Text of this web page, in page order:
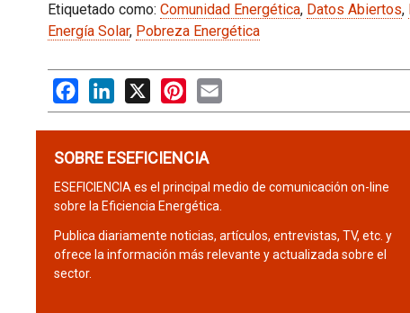
Etiquetado como: Comunidad Energética, Datos Abiertos,
Energía Solar, Pobreza Energética
FacebookLinkedIn Pinterest
SOBRE ESEFICIENCIA
ESEFICIENCIA es el principal medio de comunicación on-line
sobre la Eficiencia Energética.
Publica diariamente noticias, artículos, entrevistas, TV, etc. y
ofrece la información más relevante y actualizada sobre el
sector.